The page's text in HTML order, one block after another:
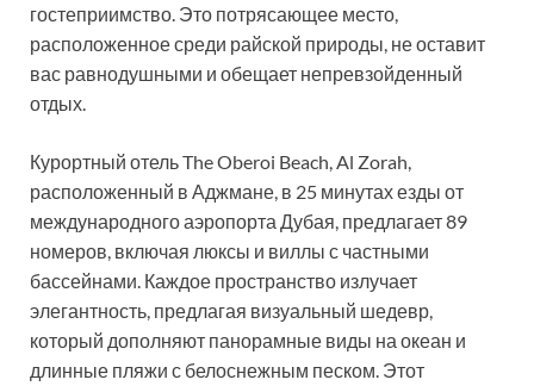
гостеприимство. Это потрясающее место,
расположенное среди райской природы, не оставит
вас равнодушными и обещает непревзойденный
отдых.
Курортный отель The Oberoi Beach, Al Zorah,
расположенный в Аджмане, в 25 минутах езды от
международного аэропорта Дубая, предлагает 89
номеров, включая люксы и виллы с частными
бассейнами. Каждое пространство излучает
элегантность, предлагая визуальный шедевр,
который дополняют панорамные виды на океан и
длинные пляжи с белоснежным песком. Этот